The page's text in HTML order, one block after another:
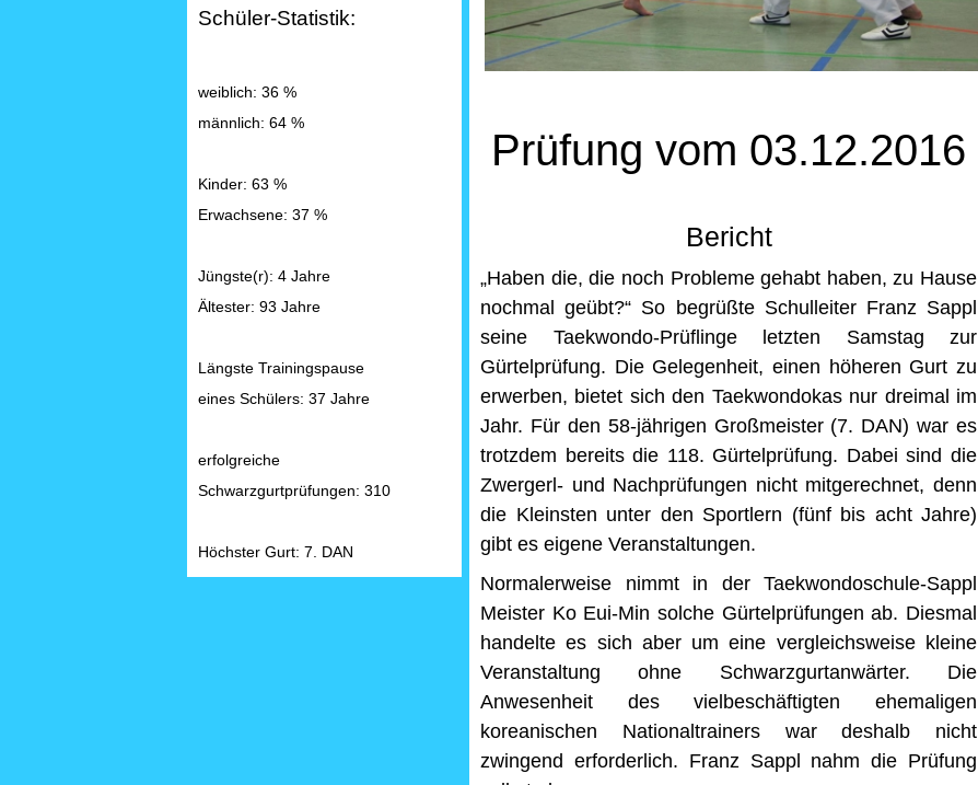
Prüfung vom 03.12.2016
Bericht
„Haben die, die noch Probleme gehabt haben, zu Hause
nochmal geübt?“ So begrüßte Schulleiter Franz Sappl
seine Taekwondo-Prüflinge letzten Samstag zur
Gürtelprüfung. Die Gelegenheit, einen höheren Gurt zu
erwerben, bietet sich den Taekwondokas nur dreimal im
Jahr. Für den 58-jährigen Großmeister (7. DAN) war es
trotzdem bereits die 118. Gürtelprüfung. Dabei sind die
Zwergerl- und Nachprüfungen nicht mitgerechnet, denn
die Kleinsten unter den Sportlern (fünf bis acht Jahre)
gibt es eigene Veranstaltungen.
Normalerweise nimmt in der Taekwondoschule-Sappl
Meister Ko Eui-Min solche Gürtelprüfungen ab. Diesmal
handelte es sich aber um eine vergleichsweise kleine
Veranstaltung ohne Schwarzgurtanwärter. Die
Anwesenheit des vielbeschäftigten ehemaligen
koreanischen Nationaltrainers war deshalb nicht
zwingend erforderlich. Franz Sappl nahm die Prüfung
Schüler-Statistik:
weiblich: 36 %
männlich: 64 %
Kinder: 63 %
Erwachsene: 37 %
Jüngste(r): 4 Jahre
Ältester: 93 Jahre
Längste Trainingspause
eines Schülers: 37 Jahre
erfolgreiche
Schwarzgurtprüfungen: 310
Höchster Gurt: 7. DAN